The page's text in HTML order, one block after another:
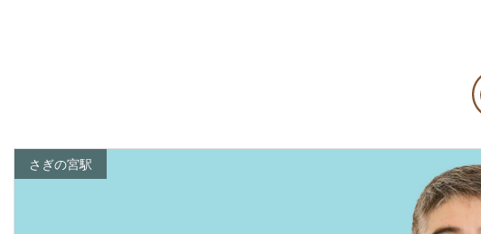
さぎの宮駅